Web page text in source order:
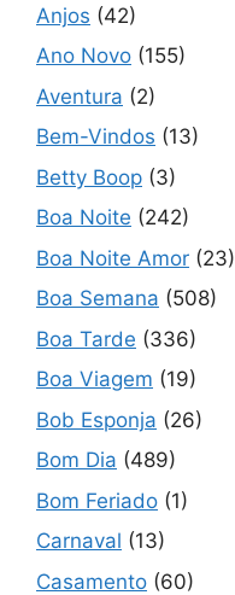
Anjos (42)
Ano Novo (155)
Aventura (2)
Bem-Vindos (13)
Betty Boop (3)
Boa Noite (242)
Boa Noite Amor (23)
Boa Semana (508)
Boa Tarde (336)
Boa Viagem (19)
Bob Esponja (26)
Bom Dia (489)
Bom Feriado (1)
Carnaval (13)
Casamento (60)